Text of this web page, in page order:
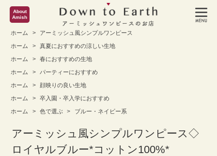
About
Amish
ホーム >
アーミッシュ風シンプルワンピース
ホーム
> 真夏におすすめの涼しい生地
ホーム
> 春におすすめの生地
ホーム
> パーティーにおすすめ
ホーム
>
顔映りの良い生地
ホーム
> 卒入園・卒入学におすすめ
ホーム
> 色で選ぶ > ブルー・ネイビー系
アーミッシュ風シンプルワンピース◇
ロイヤルブルー*コットン100%*